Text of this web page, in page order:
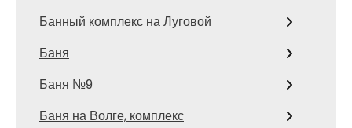
Банный комплекс на Луговой
Баня
Баня №9
Баня на Волге, комплекс